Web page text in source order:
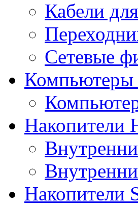
Кабели
Сетевые
Накопители
Накопители